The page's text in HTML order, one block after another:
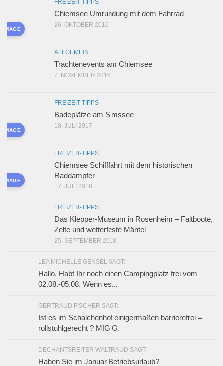
IMAGE
FREIZEIT-TIPPS
Chiemsee Umrundung mit dem Fahrrad
26. OKTOBER 2016
ALLGEMEIN
Trachtenevents am Chiemsee
7. NOVEMBER 2016
IMAGE
FREIZEIT-TIPPS
Badeplätze am Simssee
18. JULI 2017
IMAGE
FREIZEIT-TIPPS
Chiemsee Schifffahrt mit dem historischen
Raddampfer
17. JULI 2018
FREIZEIT-TIPPS
Das Klepper-Museum in Rosenheim – Faltboote,
Zelte und wetterfeste Mäntel
25. SEPTEMBER 2018
LEA MICHELLE GENSEL SAGT:
Hallo, Habt Ihr noch einen Campingplatz frei vom
02.08.-05.08. Wenn es...
GERTRAUD FISCHER SAGT:
Ist es im Schalchenhof einigermaßen barrierefrei =
rollstuhlgerecht ? MfG G.
DECHANTSREITER WALTRAUD SAGT:
Haben Sie im Januar Betriebsurlaub?